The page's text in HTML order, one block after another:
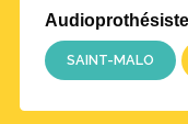
SAINT-MALO